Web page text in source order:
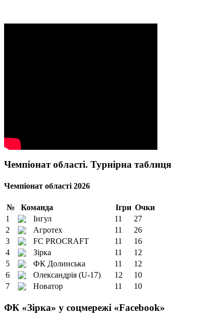
Чемпіонат області. Турнірна таблиця
Чемпіонат області 2026
№ Команда Ігри Очки
1
Інгул 11
27
2
Агротех 11
26
3
FC PROCRAFT 11
16
4
Зірка 11
12
5
ФК Долинська 11
12
6
Олександрія (U-17) 12
10
7
Новатор 11 10
ФК «Зірка» у соцмережі «Facebook»